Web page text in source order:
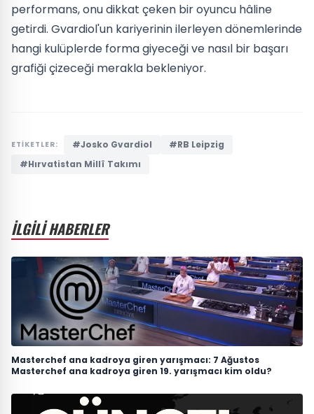
performans, onu dikkat çeken bir oyuncu hâline
getirdi. Gvardiol'un kariyerinin ilerleyen dönemlerinde
hangi kulüplerde forma giyeceği ve nasıl bir başarı
grafiği çizeceği merakla bekleniyor.
ETİKETLER: #Josko Gvardiol
#RB Leipzig
#Hırvatistan Millî Takımı
İLGİLİ HABERLER
Masterchef ana kadroya giren yarışmacı: 7 Ağustos
Masterchef ana kadroya giren 19. yarışmacı kim oldu?